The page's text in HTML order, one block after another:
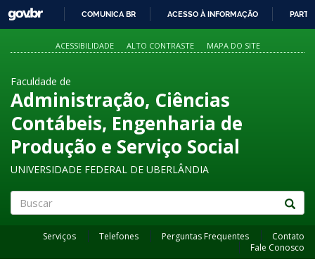
PARA
O
GOVBR
COMUNICA BR ACESSO À INFORMAÇÃO
ACESSIBILIDADE ALTO CONTRASTE MAPA DO SITE
Faculdade de
Administração, Ciências
Contábeis, Engenharia de
Produção e Serviço Social
UNIVERSIDADE FEDERAL DE UBERLÂNDIA
Serviços Telefones Perguntas Frequentes
Contato
Fale Conosco